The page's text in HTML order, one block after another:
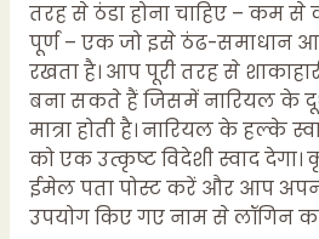
तरह से ठंडा होना चाहिए – कम
पूर्ण – एक जो इसे ठंढ-समाधान
रखता है। आप पूरी तरह से
बना सकते हैं जिसमें नारियल के
मात्रा होती है। नारियल के हल्के
को एक उत्कृष्ट विदेशी स्वाद देगा।
ईमेल पता पोस्ट करें और आप
उपयोग किए गए नाम से लॉगिन